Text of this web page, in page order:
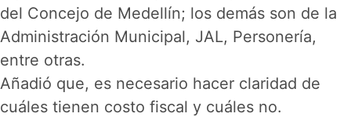
del Concejo de Medellín; los demás son de la
Administración Municipal, JAL, Personería,
entre otras.
Añadió que, es necesario hacer claridad de
cuáles tienen costo fiscal y cuáles no.